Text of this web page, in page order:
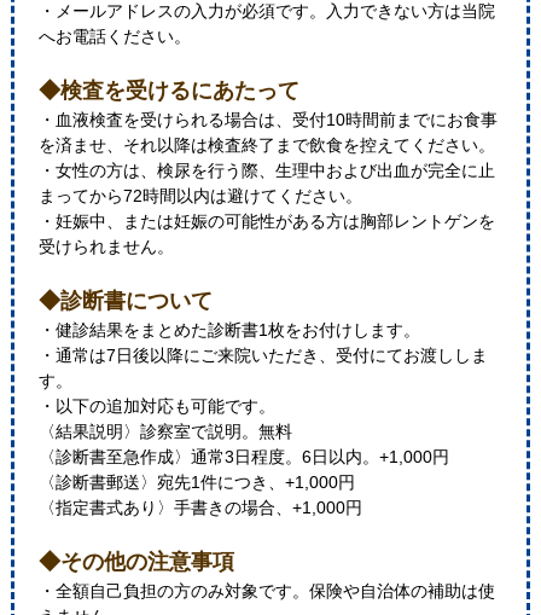
・メールアドレスの入力が必須です。入力できない方は当院
へお電話ください。
◆検査を受けるにあたって
・血液検査を受けられる場合は、受付10時間前までにお食事
を済ませ、それ以降は検査終了まで飲食を控えてください。
・女性の方は、検尿を行う際、生理中および出血が完全に止
まってから72時間以内は避けてください。
・妊娠中、または妊娠の可能性がある方は胸部レントゲンを
受けられません。
◆診断書について
・健診結果をまとめた診断書1枚をお付けします。
・通常は7日後以降にご来院いただき、受付にてお渡ししま
す。
・以下の追加対応も可能です。
〈結果説明〉診察室で説明。無料
〈診断書至急作成〉通常3日程度。6日以内。+1,000円
〈診断書郵送〉宛先1件につき、+1,000円
〈指定書式あり〉手書きの場合、+1,000円
◆その他の注意事項
・全額自己負担の方のみ対象です。保険や自治体の補助は使